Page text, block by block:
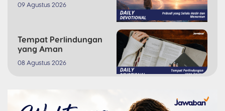
09 Agustus 2026
Tempat Perlindungan
yang Aman
08 Agustus 2026
Pandanganmu Kepada